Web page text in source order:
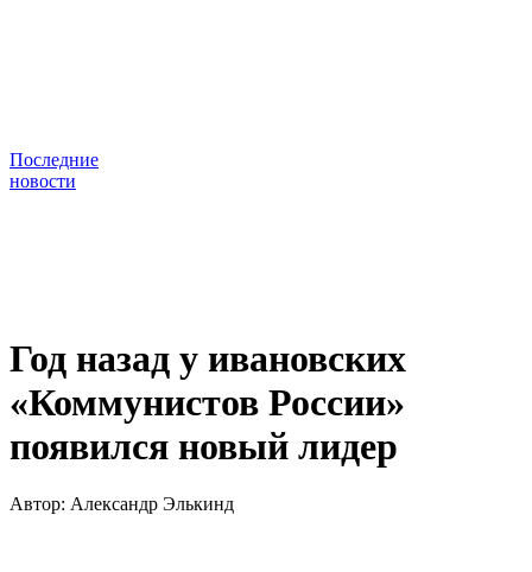
Последние
новости
Год назад у ивановских
«Коммунистов России»
появился новый лидер
Автор: Александр Элькинд